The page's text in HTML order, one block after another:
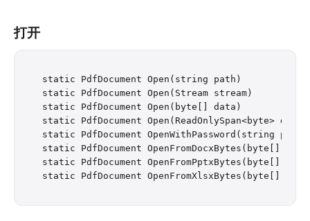
打开
static PdfDocument Open(string path)
static PdfDocument Open(Stream stream)
static PdfDocument Open(byte[] data)
static PdfDocument Open(ReadOnlySpan<byte> data)
static PdfDocument OpenWithPassword(string
static PdfDocument OpenFromDocxBytes(byte[]
static PdfDocument OpenFromPptxBytes(byte[]